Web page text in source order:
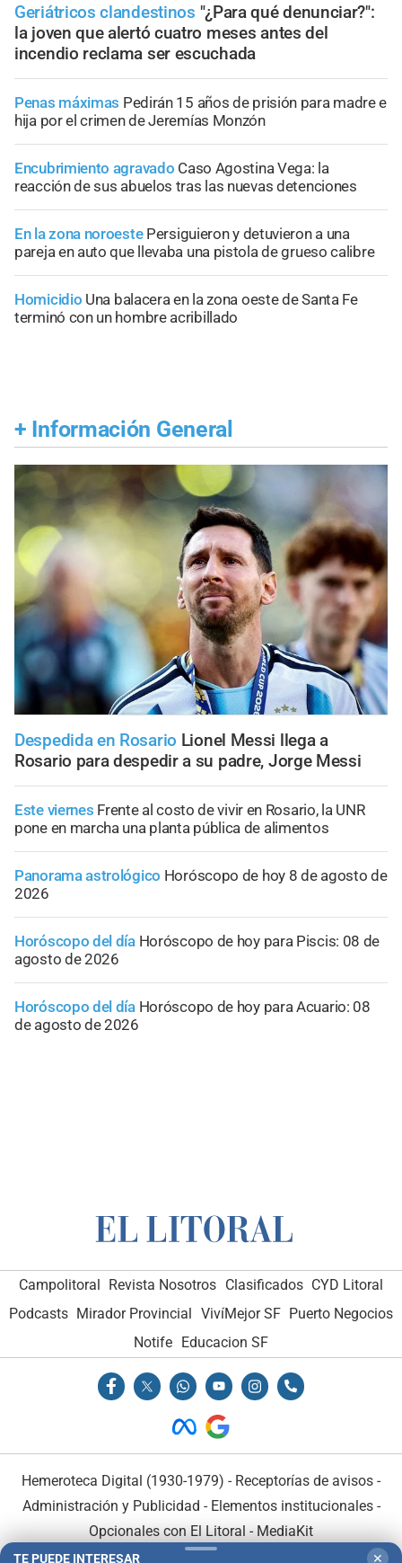
Geriátricos clandestinos "¿Para qué denunciar?":
la joven que alertó cuatro meses antes del
incendio reclama ser escuchada
Penas máximas Pedirán 15 años de prisión para madre e
hija por el crimen de Jeremías Monzón
Encubrimiento agravado Caso Agostina Vega: la
reacción de sus abuelos tras las nuevas detenciones
En la zona noroeste Persiguieron y detuvieron a una
pareja en auto que llevaba una pistola de grueso calibre
Homicidio Una balacera en la zona oeste de Santa Fe
terminó con un hombre acribillado
+ Información General
Despedida en Rosario Lionel Messi llega a
Rosario para despedir a su padre, Jorge Messi
Este viernes Frente al costo de vivir en Rosario, la UNR
pone en marcha una planta pública de alimentos
Panorama astrológico Horóscopo de hoy 8 de agosto de
2026
Horóscopo del día Horóscopo de hoy para Piscis: 08 de
agosto de 2026
Horóscopo del día Horóscopo de hoy para Acuario: 08
de agosto de 2026
Campolitoral Revista Nosotros Clasificados CYD Litoral
Podcasts Mirador Provincial VivíMejor SF Puerto Negocios
Notife
Educacion SF
Hemeroteca Digital (1930-1979) - Receptorías de avisos -
Administración y Publicidad - Elementos institucionales-
Opcionales con El Litoral - MediaKit
TE PUEDE INTERESAR ✕